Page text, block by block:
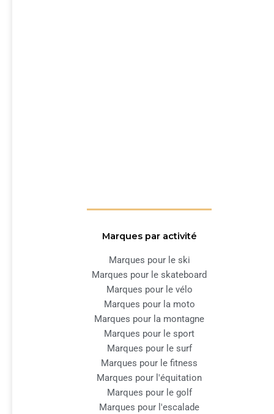
Marques par activité
Marques pour le ski
Marques pour le skateboard
Marques pour le vélo
Marques pour la moto
Marques pour la montagne
Marques pour le sport
Marques pour le surf
Marques pour le fitness
Marques pour l'équitation
Marques pour le golf
Marques pour l'escalade